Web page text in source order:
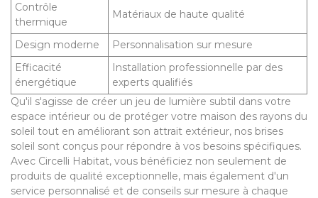
Contrôle
thermique
Matériaux de haute qualité
Design moderne
Personnalisation sur mesure
Efficacité
énergétique
Installation professionnelle par des
experts qualifiés
Qu'il s'agisse de créer un jeu de lumière subtil dans votre
espace intérieur ou de protéger votre maison des rayons du
soleil tout en améliorant son attrait extérieur, nos brises
soleil sont conçus pour répondre à vos besoins spécifiques.
Avec Circelli Habitat, vous bénéficiez non seulement de
produits de qualité exceptionnelle, mais également d'un
service personnalisé et de conseils sur mesure à chaque